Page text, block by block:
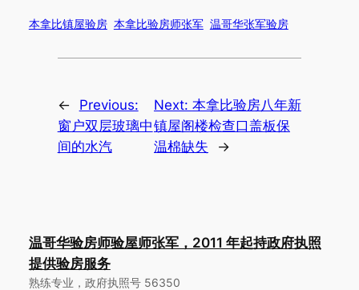
本拿比镇屋验房 本拿比验房师张军 温哥华张军验房
←
Previous:
窗户双层玻璃中
间的水汽
Next: 本拿比验房八年新
镇屋阁楼检查口盖板保
温棉缺失
→
温哥华验房师验屋师张军，2011 年起持政府执照
提供验房服务
熟练专业，政府执照号 56350